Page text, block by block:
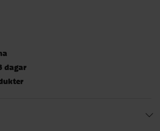
dagar